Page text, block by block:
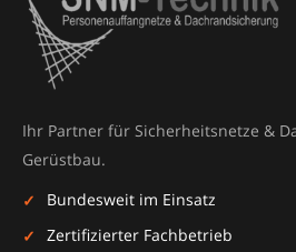
Ihr Partner für Sicherheitsnetze &
Gerüstbau.
Bundesweit im Einsatz
Zertifizierter Fachbetrieb